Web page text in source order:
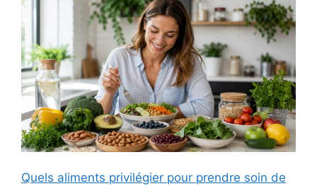
Quels aliments privilégier pour prendre soin de